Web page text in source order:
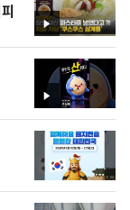
영
상
영
상